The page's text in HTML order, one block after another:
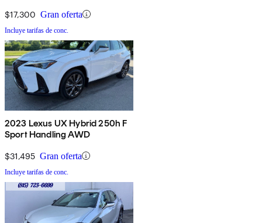
$17,300 Gran oferta
Incluye tarifas de conc.
2023 Lexus UX Hybrid 250h F
Sport Handling AWD
$31,495 Gran oferta
Incluye tarifas de conc.